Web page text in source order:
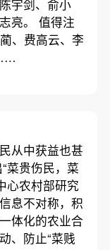
宇剑、俞小
亮。 值得注
、费高云、李
从中获益也甚
菜贵伤民，菜
心农村部研究
息不对称，积
体化的农业合
、防止“菜贱